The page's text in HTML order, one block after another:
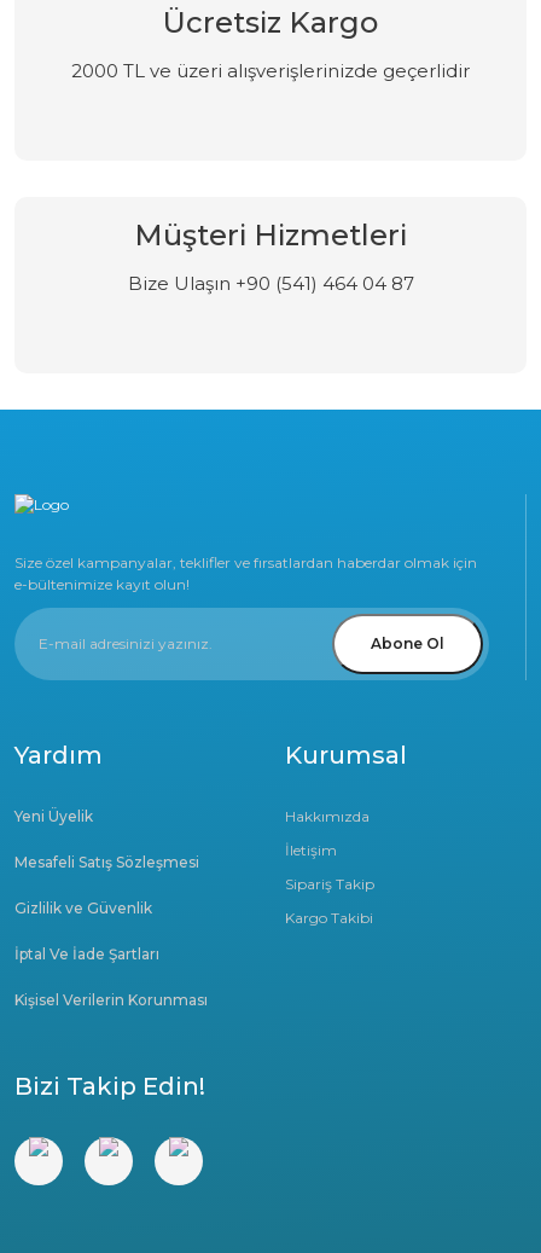
Ücretsiz Kargo
2000 TL ve üzeri alışverişlerinizde geçerlidir
Müşteri Hizmetleri
Bize Ulaşın +90 (541) 464 04 87
Size özel kampanyalar, teklifler ve fırsatlardan haberdar olmak için
e-bültenimize kayıt olun!
Abone Ol
Kurumsal
Hakkımızda
İletişim
Sipariş Takip
Kargo Takibi
Yardım
Yeni Üyelik
Mesafeli Satış Sözleşmesi
Gizlilik ve Güvenlik
İptal Ve İade Şartları
Kişisel Verilerin Korunması
Bizi Takip Edin!